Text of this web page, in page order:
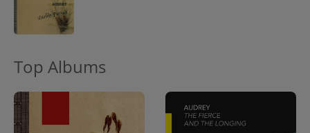
Top Albums